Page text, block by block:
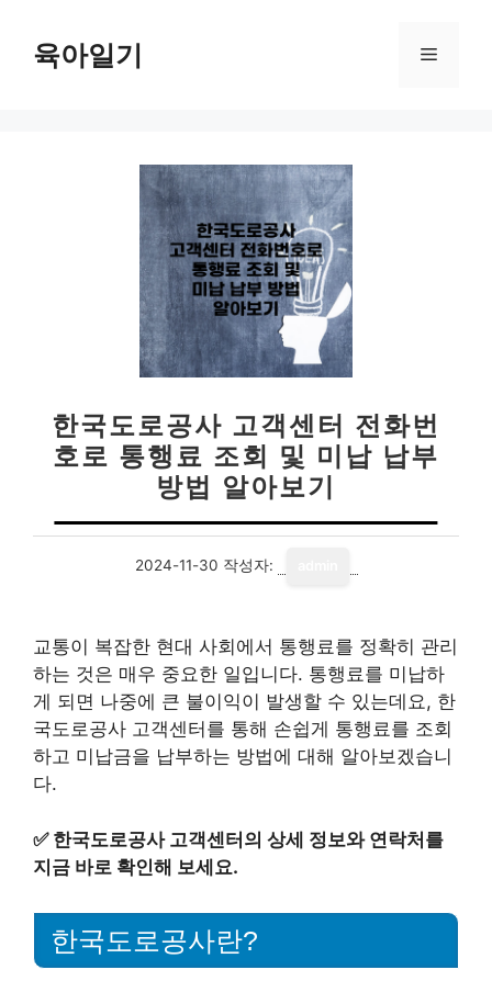
육아일기 메
한국도로공사 고객센터 전화번
호로 통행료 조회 및 미납 납부
방법 알아보기
2024-11-30 작성자:
교통이 복잡한 현대 사회에서 통행료를 정확히 관리
하는 것은 매우 중요한 일입니다. 통행료를 미납하
게 되면 나중에 큰 불이익이 발생할 수 있는데요, 한
국도로공사 고객센터를 통해 손쉽게 통행료를 조회
하고 미납금을 납부하는 방법에 대해 알아보겠습니
다.
✅ 한국도로공사 고객센터의 상세 정보와 연락처를
지금 바로 확인해 보세요.
한국도로공사란?